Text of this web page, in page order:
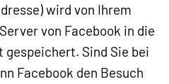
wird von Ihrem
von Facebook in die
Sind Sie bei
Facebook den Besuch